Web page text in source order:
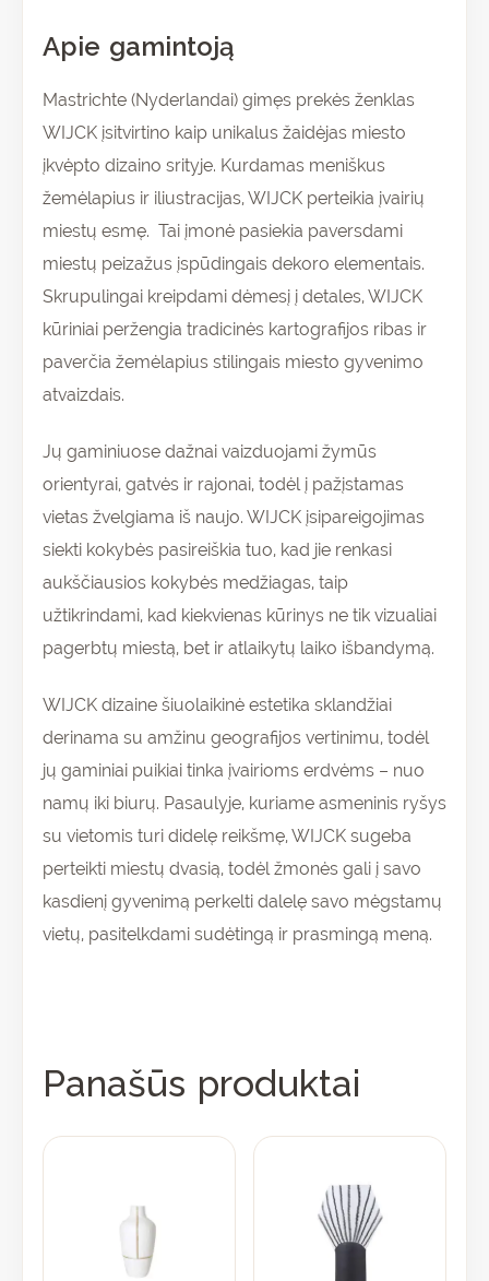
Apie gamintoją
Mastrichte (Nyderlandai) gimęs prekės ženklas
WIJCK įsitvirtino kaip unikalus žaidėjas miesto
įkvėpto dizaino srityje. Kurdamas meniškus
žemėlapius ir iliustracijas, WIJCK perteikia įvairių
miestų esmę. Tai įmonė pasiekia paversdami
miestų peizažus įspūdingais dekoro elementais.
Skrupulingai kreipdami dėmesį į detales, WIJCK
kūriniai peržengia tradicinės kartografijos ribas ir
paverčia žemėlapius stilingais miesto gyvenimo
atvaizdais.
Jų gaminiuose dažnai vaizduojami žymūs
orientyrai, gatvės ir rajonai, todėl į pažįstamas
vietas žvelgiama iš naujo. WIJCK įsipareigojimas
siekti kokybės pasireiškia tuo, kad jie renkasi
aukščiausios kokybės medžiagas, taip
užtikrindami, kad kiekvienas kūrinys ne tik vizualiai
pagerbtų miestą, bet ir atlaikytų laiko išbandymą.
WIJCK dizaine šiuolaikinė estetika sklandžiai
derinama su amžinu geografijos vertinimu, todėl
jų gaminiai puikiai tinka įvairioms erdvėms – nuo
namų iki biurų. Pasaulyje, kuriame asmeninis ryšys
su vietomis turi didelę reikšmę, WIJCK sugeba
perteikti miestų dvasią, todėl žmonės gali į savo
kasdienį gyvenimą perkelti dalelę savo mėgstamų
vietų, pasitelkdami sudėtingą ir prasmingą meną.
Panašūs produktai